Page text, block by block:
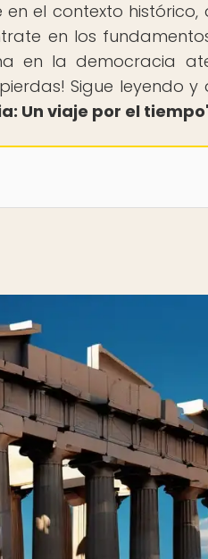
en el contexto histórico,
en los
en la democracia
Sigue leyendo y
Un viaje por el